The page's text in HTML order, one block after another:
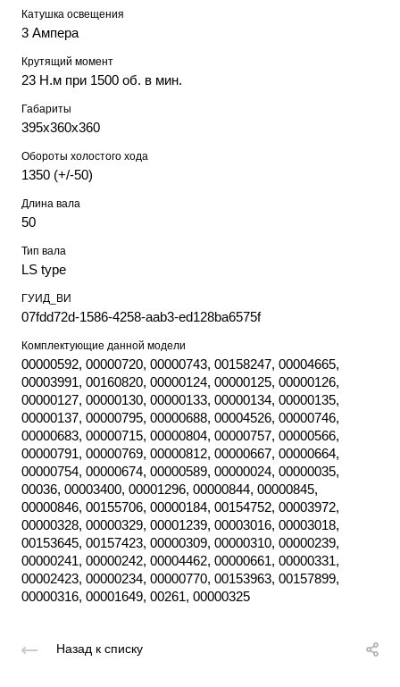
Катушка освещения
3 Ампера
Крутящий момент
23 Н.м при 1500 об. в мин.
Габариты
395х360х360
Обороты холостого хода
1350 (+/-50)
Длина вала
50
Тип вала
LS type
ГУИД_ВИ
07fdd72d-1586-4258-aab3-ed128ba6575f
Комплектующие данной модели
00000592, 00000720, 00000743, 00158247, 00004665,
00003991, 00160820, 00000124, 00000125, 00000126,
00000127, 00000130, 00000133, 00000134, 00000135,
00000137, 00000795, 00000688, 00004526, 00000746,
00000683, 00000715, 00000804, 00000757, 00000566,
00000791, 00000769, 00000812, 00000667, 00000664,
00000754, 00000674, 00000589, 00000024, 00000035,
00036, 00003400, 00001296, 00000844, 00000845,
00000846, 00155706, 00000184, 00154752, 00003972,
00000328, 00000329, 00001239, 00003016, 00003018,
00153645, 00157423, 00000309, 00000310, 00000239,
00000241, 00000242, 00004462, 00000661, 00000331,
00002423, 00000234, 00000770, 00153963, 00157899,
00000316, 00001649, 00261, 00000325
Назад к списку